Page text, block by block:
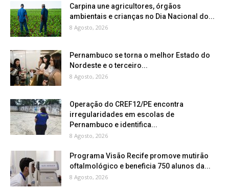
Carpina une agricultores, órgãos
ambientais e crianças no Dia Nacional do...
8 Agosto, 2026
Pernambuco se torna o melhor Estado do
Nordeste e o terceiro...
8 Agosto, 2026
Operação do CREF12/PE encontra
irregularidades em escolas de
Pernambuco e identifica...
8 Agosto, 2026
Programa Visão Recife promove mutirão
oftalmológico e beneficia 750 alunos da...
8 Agosto, 2026